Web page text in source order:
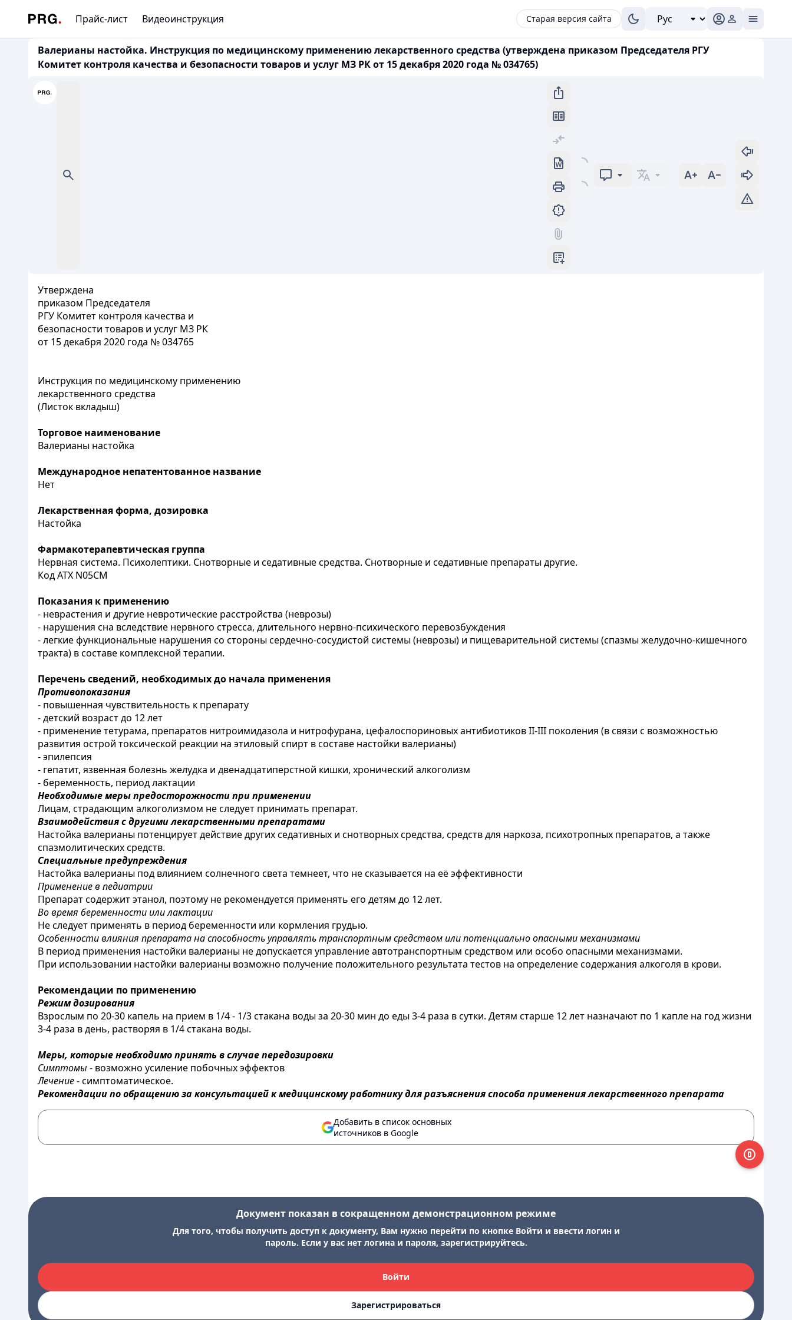
Прайс-лист Видеоинструкция Старая версия сайта
Валерианы настойка. Инструкция по медицинскому применению лекарственного средства (утверждена приказом Председателя РГУ
Комитет контроля качества и безопасности товаров и услуг МЗ РК от 15 декабря 2020 года № 034765)
Утверждена
приказом Председателя
РГУ Комитет контроля качества и
безопасности товаров и услуг МЗ РК
от 15 декабря 2020 года № 034765
Инструкция по медицинскому применению
лекарственного средства
(Листок вкладыш)
Торговое наименование
Валерианы настойка
Международное непатентованное название
Нет
Лекарственная форма, дозировка
Настойка
Фармакотерапевтическая группа
Нервная система. Психолептики. Снотворные и седативные средства. Снотворные и седативные препараты другие.
Код АТХ N05CМ
Показания к применению
- неврастения и другие невротические расстройства (неврозы)
- нарушения сна вследствие нервного стресса, длительного нервно-психического перевозбуждения
- легкие функциональные нарушения со стороны сердечно-сосудистой системы (неврозы) и пищеварительной системы (спазмы желудочно-кишечного
тракта) в составе комплексной терапии.
Перечень сведений, необходимых до начала применения
Противопоказания
- повышенная чувствительность к препарату
- детский возраст до 12 лет
- применение тетурама, препаратов нитроимидазола и нитрофурана, цефалоспориновых антибиотиков II-III поколения (в связи с возможностью
развития острой токсической реакции на этиловый спирт в составе настойки валерианы)
- эпилепсия
- гепатит, язвенная болезнь желудка и двенадцатиперстной кишки, хронический алкоголизм
- беременность, период лактации
Необходимые меры предосторожности при применении
Лицам, страдающим алкоголизмом не следует принимать препарат.
Взаимодействия с другими лекарственными препаратами
Настойка валерианы потенцирует действие других седативных и снотворных средства, средств для наркоза, психотропных препаратов, а также
спазмолитических средств.
Специальные предупреждения
Настойка валерианы под влиянием солнечного света темнеет, что не сказывается на её эффективности
Применение в педиатрии
Препарат содержит этанол, поэтому не рекомендуется применять его детям до 12 лет.
Во время беременности или лактации
Не следует применять в период беременности или кормления грудью.
Особенности влияния препарата на способность управлять транспортным средством или потенциально опасными механизмами
В период применения настойки валерианы не допускается управление автотранспортным средством или особо опасными механизмами.
При использовании настойки валерианы возможно получение положительного результата тестов на определение содержания алкоголя в крови.
Рекомендации по применению
Режим дозирования
Взрослым по 20-30 капель на прием в 1/4 - 1/3 стакана воды за 20-30 мин до еды 3-4 раза в сутки. Детям старше 12 лет назначают по 1 капле на год жизни
3-4 раза в день, растворяя в 1/4 стакана воды.
Меры, которые необходимо принять в случае передозировки
Симптомы - возможно усиление побочных эффектов
Лечение- симптоматическое.
Рекомендации по обращению за консультацией к медицинскому работнику для разъяснения способа применения лекарственного препарата
Добавить в список основных
источников в Google
Документ показан в сокращенном демонстрационном режиме
Для того, чтобы получить доступ к документу, Вам нужно перейти по кнопке Войти и ввести логин и
пароль. Если у вас нет логина и пароля, зарегистрируйтесь.
Войти
Зарегистрироваться